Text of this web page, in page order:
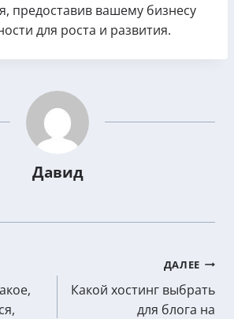
предоставив вашему бизнесу
для роста и развития.
Давид
ДАЛЕЕ
Какой хостинг выбрать
для блога на